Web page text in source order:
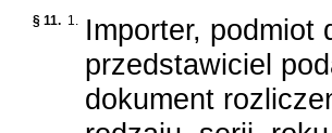
§ 11. 1. Importer, podmiot
przedstawiciel
dokument